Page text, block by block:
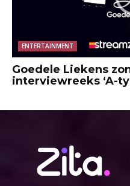
ENTERTAINMENT
Goedele Liekens
interviewreeks ‘A-